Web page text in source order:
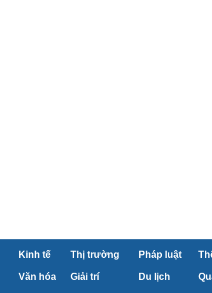
Kinh tế Thị trường Pháp luật
Văn hóa Giải trí Du lịch